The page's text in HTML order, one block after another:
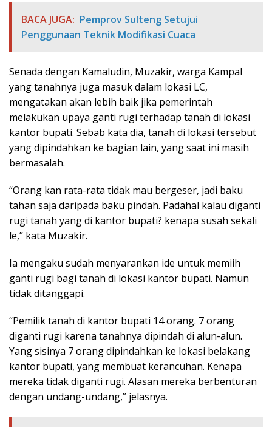
BACA JUGA: Pemprov Sulteng Setujui
Penggunaan Teknik Modifikasi Cuaca
Senada dengan Kamaludin, Muzakir, warga Kampal
yang tanahnya juga masuk dalam lokasi LC,
mengatakan akan lebih baik jika pemerintah
melakukan upaya ganti rugi terhadap tanah di lokasi
kantor bupati. Sebab kata dia, tanah di lokasi tersebut
yang dipindahkan ke bagian lain, yang saat ini masih
bermasalah.
“Orang kan rata-rata tidak mau bergeser, jadi baku
tahan saja daripada baku pindah. Padahal kalau diganti
rugi tanah yang di kantor bupati? kenapa susah sekali
le,” kata Muzakir.
Ia mengaku sudah menyarankan ide untuk memiih
ganti rugi bagi tanah di lokasi kantor bupati. Namun
tidak ditanggapi.
“Pemilik tanah di kantor bupati 14 orang. 7 orang
diganti rugi karena tanahnya dipindah di alun-alun.
Yang sisinya 7 orang dipindahkan ke lokasi belakang
kantor bupati, yang membuat kerancuhan. Kenapa
mereka tidak diganti rugi. Alasan mereka berbenturan
dengan undang-undang,” jelasnya.